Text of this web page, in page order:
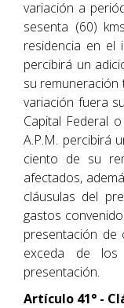
variación a
sesenta (60)
residencia en el
percibirá un
su remuneración
variación fuera
Capital Federal
A.P.M. percibirá
ciento de su
afectados,
cláusulas del
gastos
presentación de
exceda de
presentación.
Artículo 41° -